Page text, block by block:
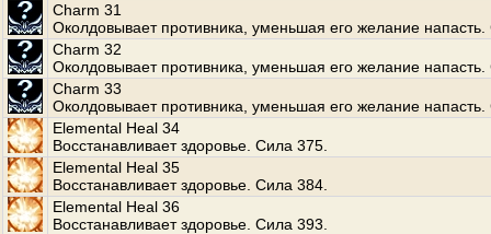
Charm 31
Околдовывает противника, уменьшая его желание
Charm 32
Околдовывает противника, уменьшая его желание
Charm 33
Околдовывает противника, уменьшая его желание
Elemental Heal 34
Восстанавливает здоровье. Сила 375.
Elemental Heal 35
Восстанавливает здоровье. Сила 384.
Elemental Heal 36
Восстанавливает здоровье. Сила 393.